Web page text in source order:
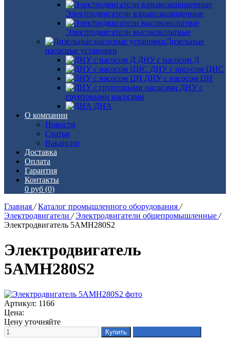
Электродвигатели взрывозащищенные
Электродвигатели высоковольтные
Дизельные
насосные установки
ДНУ с насосом Д
ДНУ с насосом ЦНС
ДНУ с насосом ЦН
ДНУ с
грунтовыми насосами
ДНА
О компании
Новости
Статьи
Вакансии
Доставка
Оплата
Гарантия
Контакты
0 руб (0)
Главная / Каталог промышленного оборудования /
Электродвигатели / Электродвигатели общепромышленные /
Электродвигатель 5АМН280S2
Электродвигатель
5АМН280S2
Артикул: 1166
Цена:
Цену уточняйте